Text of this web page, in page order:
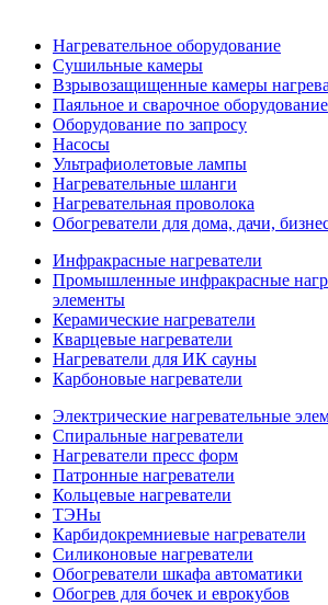
Нагревательное оборудование
Сушильные камеры
Взрывозащищенные камеры
Паяльное и сварочное оборудование
Оборудование по запросу
Насосы
Ультрафиолетовые лампы
Нагревательные шланги
Нагревательная проволока
Обогреватели для дома, дачи,
Инфракрасные нагреватели
Промышленные инфракрасные
элементы
Керамические нагреватели
Кварцевые нагреватели
Нагреватели для ИК сауны
Карбоновые нагреватели
Электрические нагревательные
Спиральные нагреватели
Нагреватели пресс форм
Патронные нагреватели
Кольцевые нагреватели
ТЭНы
Карбидокремниевые нагреватели
Силиконовые нагреватели
Обогреватели шкафа автоматики
Обогрев для бочек и еврокубов